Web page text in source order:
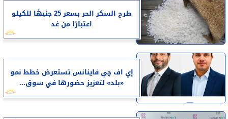
طرح السكر الحر بسعر 25 جنيهًا للكيلو
اعتبارًا من غد
إي اف چي فاينانس تستعرض خطط نمو
«بلد» لتعزيز حضورها في سوق...